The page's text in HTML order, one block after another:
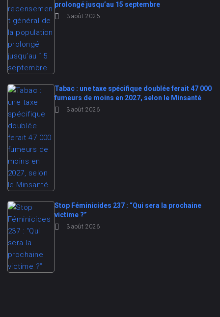
prolongé jusqu’au 15 septembre
3 août 2026
Tabac : une taxe spécifique doublée ferait 47 000
fumeurs de moins en 2027, selon le Minsanté
3 août 2026
Stop Féminicides 237 : “Qui sera la prochaine
victime ?”
3 août 2026